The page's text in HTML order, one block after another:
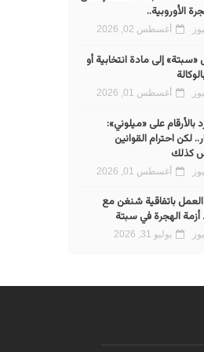
الأوروبية..
أغسطس 02, 2026
إلى مادة انتخابية أو
أغسطس 01, 2026
بالأرقام على «ميلوني»:
لكن احترام القوانين
كذلك
أغسطس 01, 2026
العمل باتفاقية شنغن مع
أزمة الهجرة في سبتة
يوليو 31, 2026